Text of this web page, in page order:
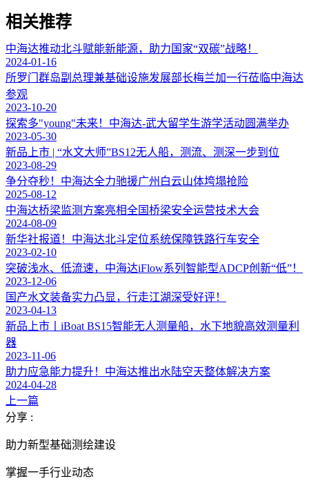
相关推荐
中海达推动北斗赋能新能源，助力国家“双碳”战略！
2024-01-16
所罗门群岛副总理兼基础设施发展部长梅兰加一行莅临中海达
参观
2023-10-20
探索多"young"未来！中海达-武大留学生游学活动圆满举办
2023-05-30
新品上市 | “水文大师”BS12无人船，测流、测深一步到位
2023-08-29
争分夺秒！中海达全力驰援广州白云山体垮塌抢险
2025-08-12
中海达桥梁监测方案亮相全国桥梁安全运营技术大会
2024-08-09
新华社报道！中海达北斗定位系统保障铁路行车安全
2023-02-10
突破浅水、低流速，中海达iFlow系列智能型ADCP创新“低”！
2023-12-06
国产水文装备实力凸显，行走江湖深受好评！
2023-04-13
新品上市丨iBoat BS15智能无人测量船，水下地貌高效测量利
器
2023-11-06
助力应急能力提升！中海达推出水陆空天整体解决方案
2024-04-28
上一篇
分享 :
助力新型基础测绘建设
掌握一手行业动态